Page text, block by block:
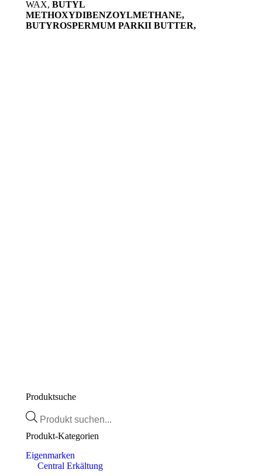
WAX, BUTYL
METHOXYDIBENZOYLMETHANE,
BUTYROSPERMUM PARKII BUTTER,
Produktsuche
Products
Produkt-Kategorien
Eigenmarken
Central Erkältung